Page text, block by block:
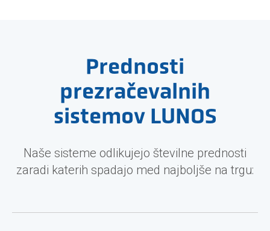
Prednosti
prezračevalnih
sistemov LUNOS
Naše sisteme odlikujejo številne prednosti
zaradi katerih spadajo med najboljše na trgu: